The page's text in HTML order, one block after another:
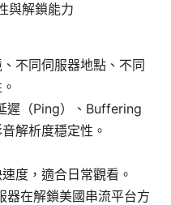
與解鎖能力
不同伺服器地點、不同
遲（Ping）、Buffering
解析度穩定性。
度，適合日常觀看。
器在解鎖美國串流平台方